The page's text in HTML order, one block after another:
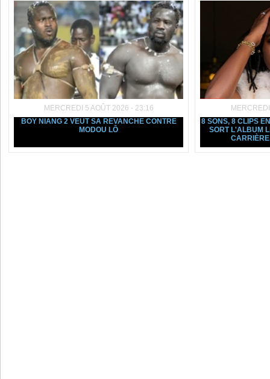
MERCREDI 5 AOÛT 2026 - 23:16
BOY NIANG 2 VEUT SA REVANCHE CONTRE
MODOU LÔ
8 SONS, 8 CLIPS
SORT L'ALBUM